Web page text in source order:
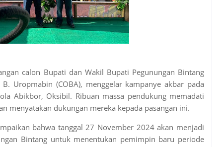
calon Bupati dan Wakil Bupati Pegunungan Bintang
Uropmabin (COBA), menggelar kampanye akbar pada
Abikbor, Oksibil. Ribuan massa pendukung memadati
menyatakan dukungan mereka kepada pasangan ini.
bahwa tanggal 27 November 2024 akan menjadi
Bintang untuk menentukan pemimpin baru periode